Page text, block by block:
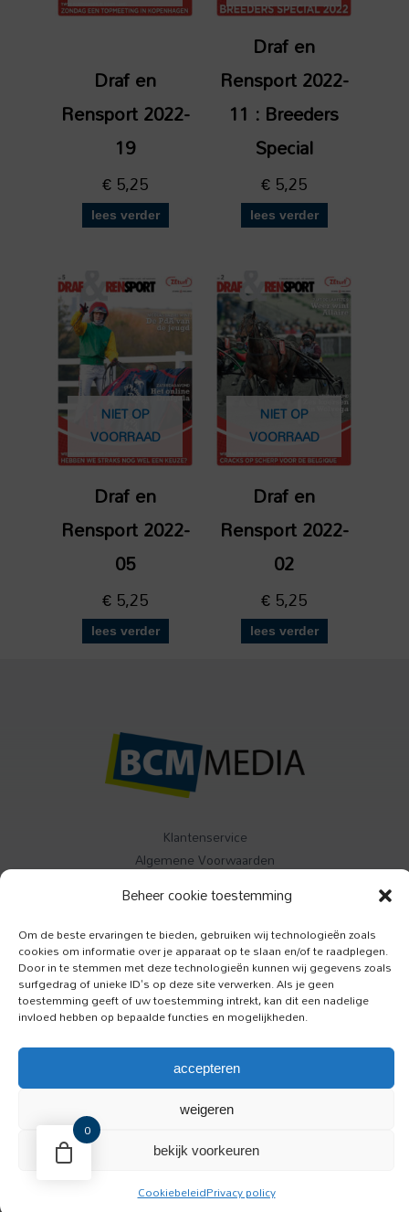
Beheer cookie toestemming
Om de beste ervaringen te bieden, gebruiken wij technologieën zoals
cookies om informatie over je apparaat op te slaan en/of te raadplegen.
Door in te stemmen met deze technologieën kunnen wij gegevens zoals
surfgedrag of unieke ID's op deze site verwerken. Als je geen
toestemming geeft of uw toestemming intrekt, kan dit een nadelige
invloed hebben op bepaalde functies en mogelijkheden.
accepteren
weigeren
bekijk voorkeuren
CookiebeleidPrivacy policy
Draf en
Rensport 2022-
19
€5,25
lees verder
Draf en
Rensport 2022-
11 : Breeders
Special
€5,25
lees verder
NIET OP
VOORRAAD
Draf en
Rensport 2022-
05
€5,25
lees verder
NIET OP
VOORRAAD
Draf en
Rensport 2022-
02
€5,25
lees verder
Klantenservice
Algemene Voorwaarden
Buitenleven
Specials
Jazzism
Luister
Toeractief
Onze Hond
0